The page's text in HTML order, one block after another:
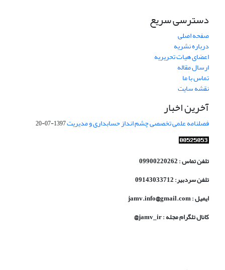
دسترسی سریع
صفحه اصلی
درباره نشریه
اعضای هیات تحریریه
ارسال مقاله
تماس با ما
نقشه سایت
آخرین اخبار
فصلنامه علمی تخصصی چشم انداز حسابداری و مدیریت1397-07-20
تلفن تماس : 09900220262
تلفن سردبیر: 09143033712
ایمیل : jamv.info@gmail.com
کانال تلگرام مجله : jamv_ir@